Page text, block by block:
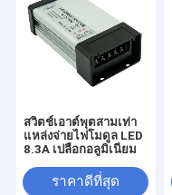
สวิตช์เอาต์พุตสามเท่า
แหล่งจ่ายไฟโมดูล LED
8.3A เปลือกอลูมิเนียม
ราคาดีที่สุด